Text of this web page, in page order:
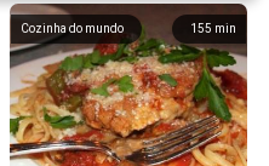
155 min
Cozinha do mundo